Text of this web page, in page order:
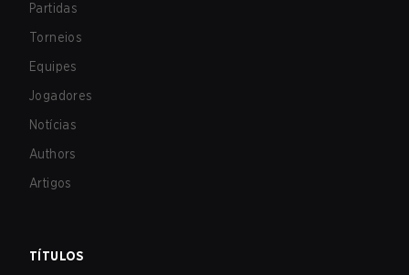
Partidas
Torneios
Equipes
Jogadores
Notícias
Authors
Artigos
TÍTULOS